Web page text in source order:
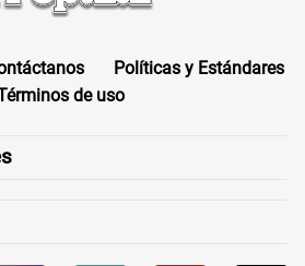
Políticas y Estándares
de uso